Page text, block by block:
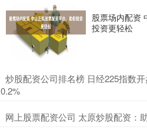
股票场内配资
投资更轻松
炒股配资公司排名榜 日经225指数
0.2%
网上股票配资公司 太原炒股配资：